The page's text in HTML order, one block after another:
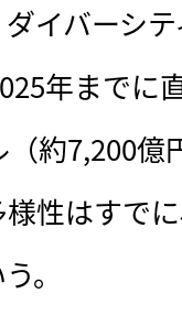
イバーシ
年までに
約7,200
性はすで
。